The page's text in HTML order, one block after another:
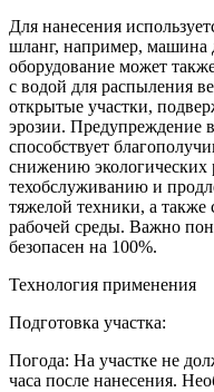
Для нанесения
шланг, например, машина
оборудование может
с водой для распыления
открытые участки,
эрозии. Предупреждение
способствует
снижению экологических
техобслуживанию и
тяжелой техники, а также
рабочей среды. Важно
безопасен на 100%.
Технология применения
Подготовка участка:
Погода: На участке не
часа после нанесения.